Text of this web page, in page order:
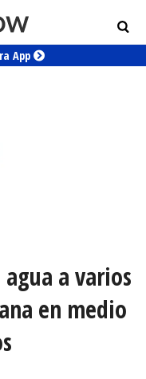
App
a varios
en medio